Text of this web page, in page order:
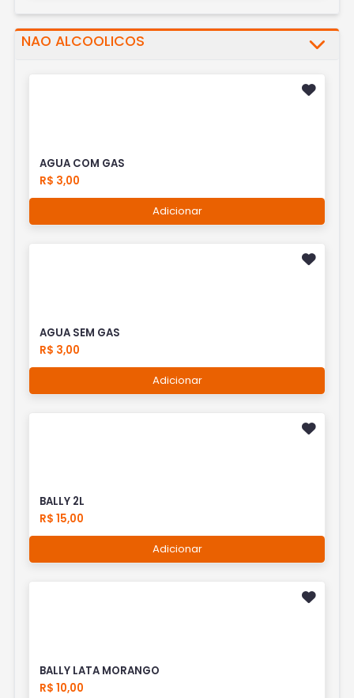
NAO ALCOOLICOS
AGUA COM GAS
R$ 3,00
Adicionar
AGUA SEM GAS
R$ 3,00
Adicionar
BALLY 2L
R$ 15,00
Adicionar
BALLY LATA MORANGO
R$ 10,00